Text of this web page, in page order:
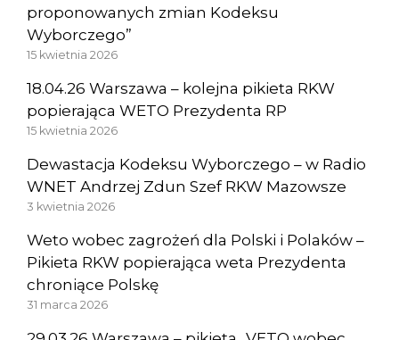
proponowanych zmian Kodeksu
Wyborczego”
15 kwietnia 2026
18.04.26 Warszawa – kolejna pikieta RKW
popierająca WETO Prezydenta RP
15 kwietnia 2026
Dewastacja Kodeksu Wyborczego – w Radio
WNET Andrzej Zdun Szef RKW Mazowsze
3 kwietnia 2026
Weto wobec zagrożeń dla Polski i Polaków –
Pikieta RKW popierająca weta Prezydenta
chroniące Polskę
31 marca 2026